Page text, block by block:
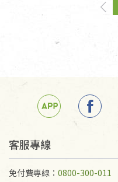
客服專線
免付費專線： 0800-300-011